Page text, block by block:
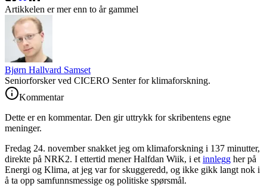
Artikkelen er mer enn to år gammel
Bjørn Hallvard Samset
Seniorforsker ved CICERO Senter for klimaforskning.
Kommentar
Dette er en kommentar. Den gir uttrykk for skribentens egne
meninger.
Fredag 24. november snakket jeg om klimaforskning i 137 minutter,
direkte på NRK2. I ettertid mener Halfdan Wiik, i et innlegg her på
Energi og Klima, at jeg var for skuggeredd, og ikke gikk langt nok i
å ta opp samfunnsmessige og politiske spørsmål.